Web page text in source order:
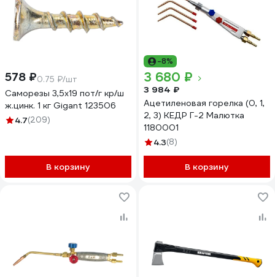
578 ₽0.75 ₽/шт
Саморезы 3,5x19 пот/г кр/ш
ж.цинк. 1 кг Gigant 123506
4.7(209)
В корзину
-8%
3 680 ₽
3 984 ₽
Ацетиленовая горелка (0, 1,
2, 3) КЕДР Г-2 Малютка
1180001
4.3(8)
В корзину